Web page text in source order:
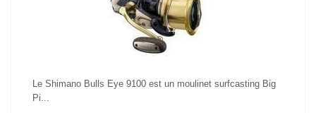
Le Shimano Bulls Eye 9100 est un moulinet surfcasting Big
Pi...